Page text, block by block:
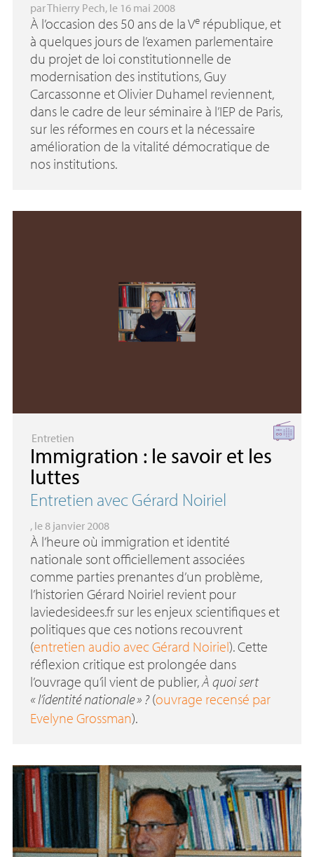
parThierry Pech, le 16 mai 2008
À l’occasion des 50 ans de la Verépublique, et
à quelques jours de l’examen parlementaire
du projet de loi constitutionnelle de
modernisation des institutions, Guy
Carcassonne et Olivier Duhamel reviennent,
dans le cadre de leur séminaire à l’IEP de Paris,
sur les réformes en cours et la nécessaire
amélioration de la vitalité démocratique de
nos institutions.
Entretien
Immigration : le savoir et les
luttes
Entretien avec Gérard Noiriel
, le 8 janvier 2008
À l’heure où immigration et identité
nationale sont officiellement associées
comme parties prenantes d’un problème,
l’historien Gérard Noiriel revient pour
laviedesidees.fr sur les enjeux scientifiques et
politiques que ces notions recouvrent
(entretien audio avec Gérard Noiriel). Cette
réflexion critique est prolongée dans
l’ouvrage qu’il vient de publier,À quoi sert
«l’identité nationale» ?(ouvrage recensé par
Evelyne Grossman).